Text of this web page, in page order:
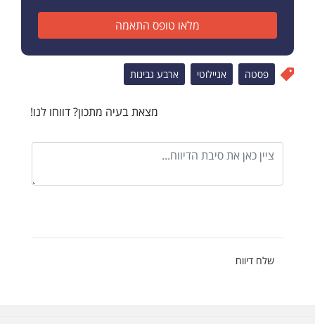
מלאו טופס התאמה
פסטה אניילוטי ארבע גבינות
מצאת בעיה מתכון? דווחו לנו!
שלח דיווח